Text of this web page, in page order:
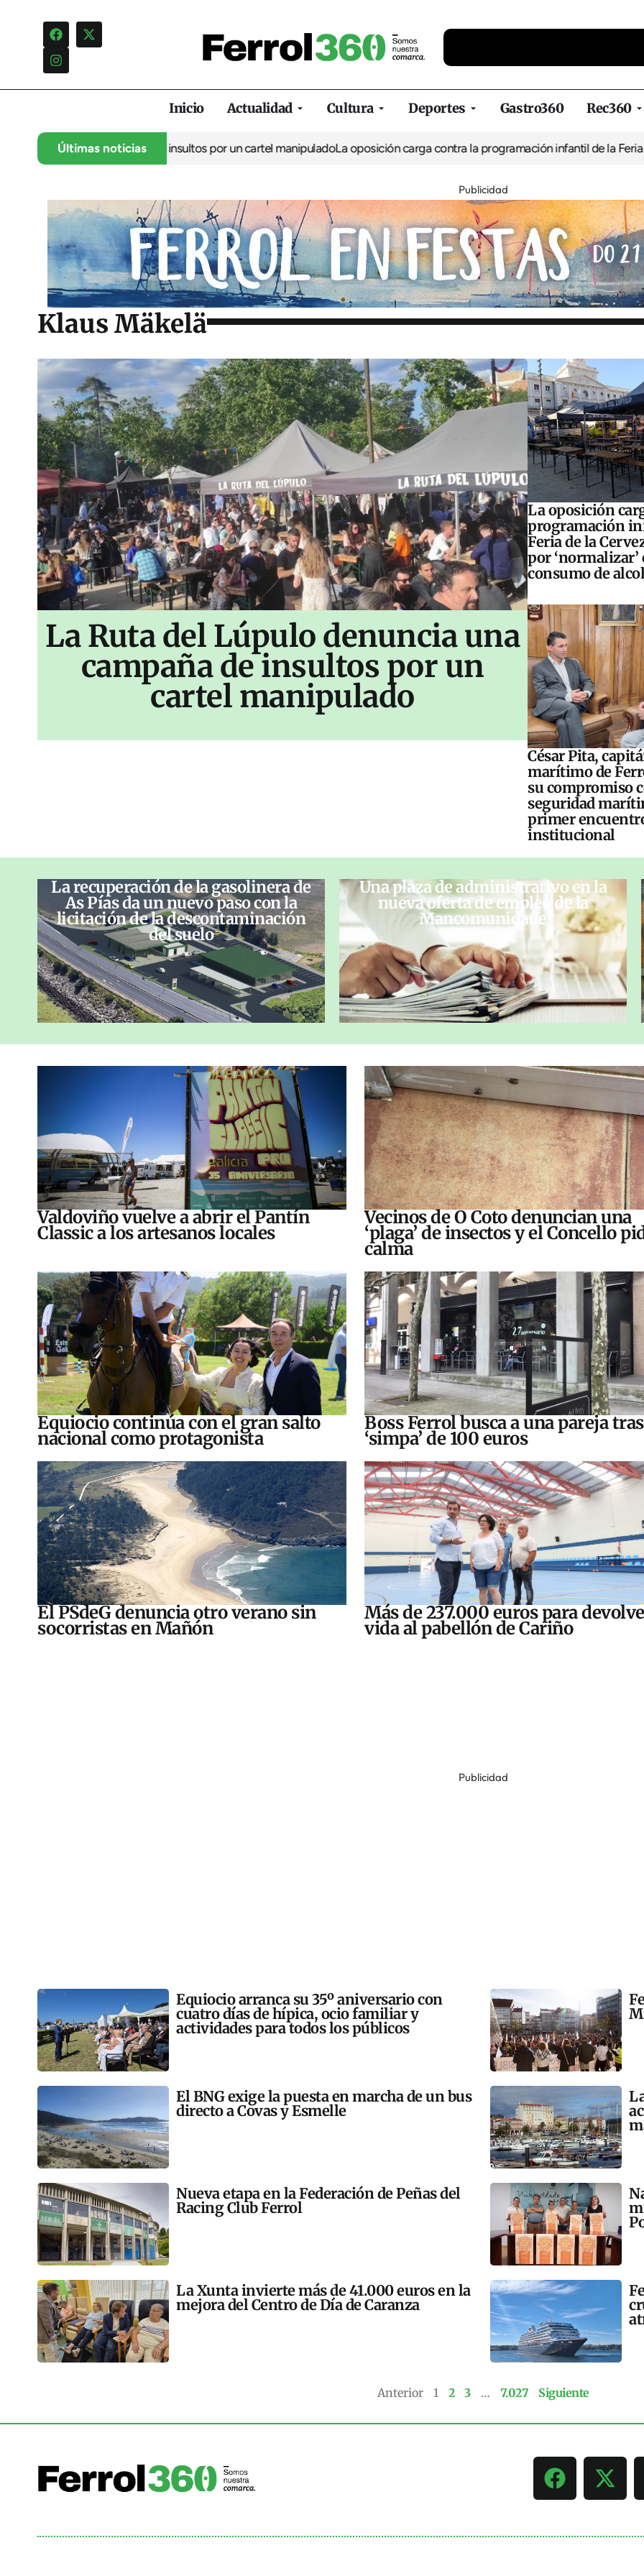
Inicio Actualidad Cultura Deportes Gastro360 Rec360
Últimas noticias
una campaña de insultos por un cartel manipulado La oposición carga contra la programación infantil de la Feria de la
Publicidad
Klaus Mäkelä
La Ruta del Lúpulo denuncia una
campaña de insultos por un
cartel manipulado
La oposición
programación
Feria de la
por ‘normalizar’
consumo de
César Pita,
marítimo de
su compromiso
seguridad
primer
institucional
La recuperación de la gasolinera de
As Pías da un nuevo paso con la
licitación de la descontaminación
del suelo
Una plaza de administrativo en la
nueva oferta de empleo de la
Mancomunidade
Valdoviño vuelve a abrir el Pantín
Classic a los artesanos locales
Vecinos de O Coto denuncian una
‘plaga’ de insectos y el Concello
calma
Equiocio continúa con el gran salto
nacional como protagonista
Boss Ferrol busca a una pareja
‘simpa’ de 100 euros
El PSdeG denuncia otro verano sin
socorristas en Mañón
Más de 237.000 euros para
vida al pabellón de Cariño
Publicidad
Equiocio arranca su 35º aniversario con
cuatro días de hípica, ocio familiar y
actividades para todos los públicos
El BNG exige la puesta en marcha de un bus
directo a Covas y Esmelle
Nueva etapa en la Federación de Peñas del
Racing Club Ferrol
La Xunta invierte más de 41.000 euros en la
mejora del Centro de Día de Caranza
Anterior 1 2 3 … 7.027 Siguiente